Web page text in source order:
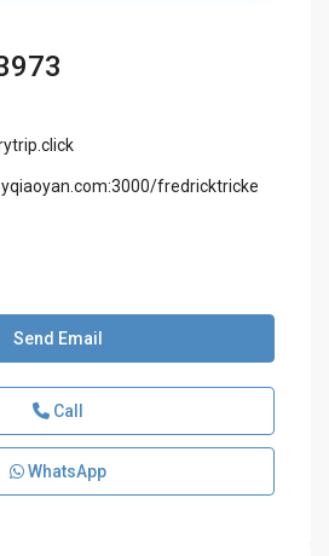
fredricktricke
Send Email
Call
WhatsApp